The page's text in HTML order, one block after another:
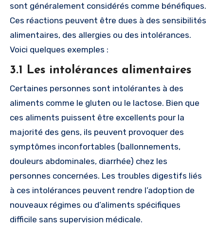
sont généralement considérés comme bénéfiques.
Ces réactions peuvent être dues à des sensibilités
alimentaires, des allergies ou des intolérances.
Voici quelques exemples :
3.1 Les intolérances alimentaires
Certaines personnes sont intolérantes à des
aliments comme le gluten ou le lactose. Bien que
ces aliments puissent être excellents pour la
majorité des gens, ils peuvent provoquer des
symptômes inconfortables (ballonnements,
douleurs abdominales, diarrhée) chez les
personnes concernées. Les troubles digestifs liés
à ces intolérances peuvent rendre l’adoption de
nouveaux régimes ou d’aliments spécifiques
difficile sans supervision médicale.